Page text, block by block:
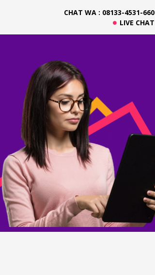
CHAT WA : 08133-4531-660
LIVE CHAT